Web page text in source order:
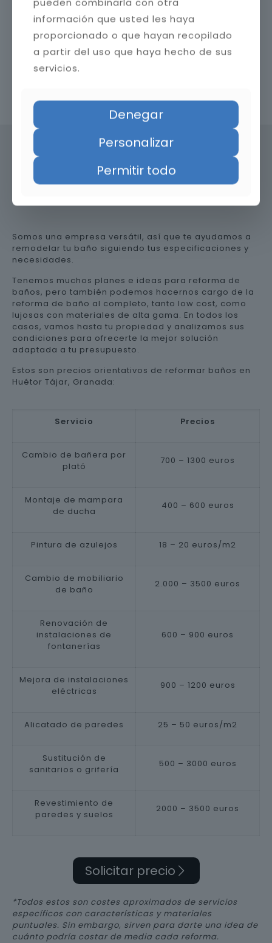
Contacta con nosotros
Precio de reformar el baño en
Granada
Somos una empresa versátil, así que te ayudamos a
remodelar tu baño siguiendo tus especificaciones y
necesidades.
Tenemos muchos planes e ideas para reforma de
baños, pero también podemos hacernos cargo de la
reforma de baño al completo, tanto low cost, como
lujosas con materiales de alta gama. En todos los
casos, vamos hasta tu propiedad y analizamos sus
condiciones para ofrecerte la mejor solución
adaptada a tu presupuesto.
Estos son precios orientativos de reformar baños en
Huétor Tájar, Granada:
Servicio Precios
Cambio de bañera por
plató
700 – 1300 euros
Montaje de mampara
de ducha
400 – 600 euros
Pintura de azulejos 18 – 20 euros/m2
Cambio de mobiliario
de baño
2.000 – 3500 euros
Renovación de
instalaciones de
fontanerías
600 – 900 euros
Mejora de instalaciones
eléctricas
900 – 1200 euros
Alicatado de paredes 25 – 50 euros/m2
Sustitución de
sanitarios o grifería
500 – 3000 euros
Revestimiento de
paredes y suelos
2000 – 3500 euros
Solicitar precio
*Todos estos son costes aproximados de servicios
específicos con características y materiales
puntuales. Sin embargo, sirven para darte una idea de
cuánto podría costar de media cada reforma.
información que usted les haya
proporcionado o que hayan recopilado
a partir del uso que haya hecho de sus
servicios.
Denegar
Personalizar
Permitir todo